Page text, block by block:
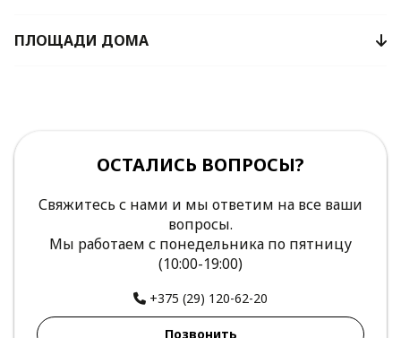
ПЛОЩАДИ ДОМА
ОСТАЛИСЬ ВОПРОСЫ?
Свяжитесь с нами и мы ответим на все ваши
вопросы.
Мы работаем с понедельника по пятницу
(10:00-19:00)
+375 (29) 120-62-20
Позвонить